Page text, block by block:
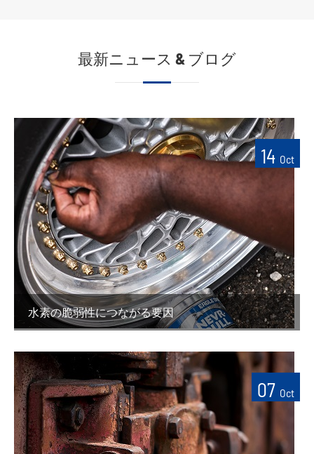
最新ニュース & ブログ
14 Oct
水素の脆弱性につながる要因
07 Oct